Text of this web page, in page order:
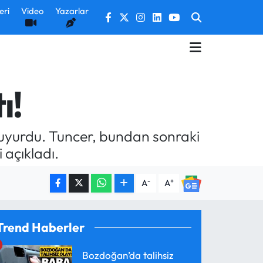
Video Yazarlar
Tuncer, bundan sonraki
A- A+
Haberler
Bozdoğan’da talihsiz